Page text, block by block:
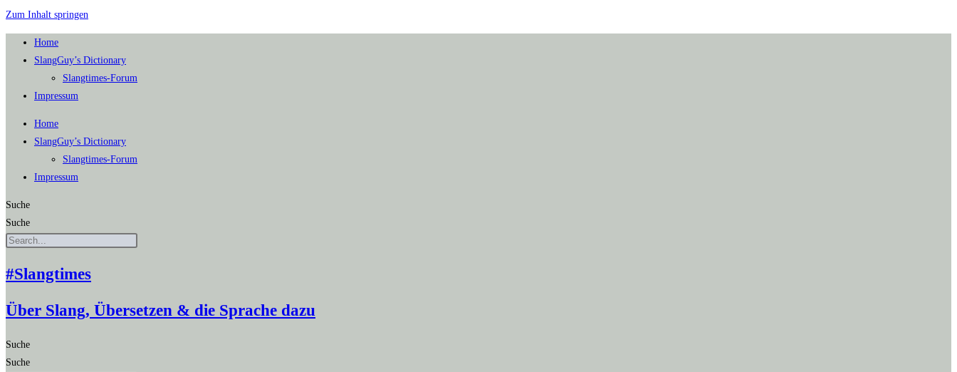
Zum Inhalt springen
Home
SlangGuy’s Dic­tion­a­ry
Slang­times-Forum
Impres­sum
Home
SlangGuy’s Dic­tion­a­ry
Slang­times-Forum
Impres­sum
Suche
Suche
#Slangtimes
Über Slang, Übersetzen & die Sprache dazu
Suche
Suche